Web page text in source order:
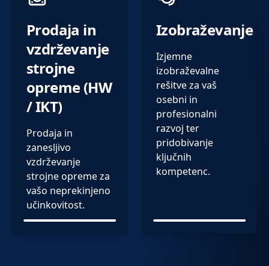
Prodaja in
vzdrževanje
strojne
opreme (HW
/ IKT)
Prodaja in
zanesljivo
vzdrževanje
strojne opreme za
vašo neprekinjeno
učinkovitost.
Izobraževanje
Izjemne
izobraževalne
rešitve za vaš
osebni in
profesionalni
razvoj ter
pridobivanje
ključnih
kompetenc.